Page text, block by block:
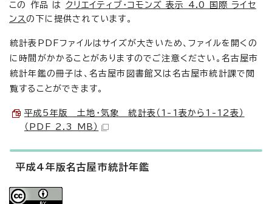
この 作品 は クリエイティブ・コモンズ 表示 4.0 国際 ライセ
ンスの下に提供されています。
統計表PDFファイルはサイズが大きいため、ファイルを開くの
に時間がかかることがありますのでご注意ください。名古屋市
統計年鑑の冊子は、名古屋市図書館又は名古屋市統計課で閲
覧することができます。
平成5年版 土地・気象 統計表（1-1表から1-12表）
（PDF 2.3 MB）
平成4年版名古屋市統計年鑑